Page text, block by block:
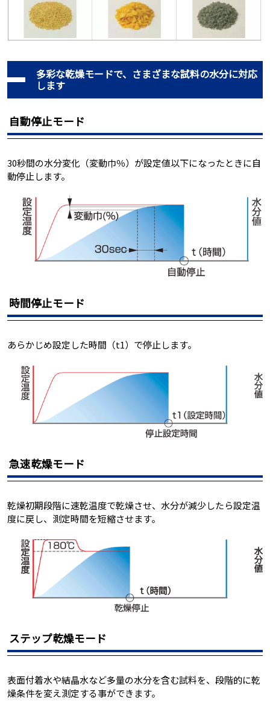
多彩な乾燥モードで、さまざまな試料の水分に対応
します
自動停止モード
30秒間の水分変化（変動巾％）が設定値以下になったときに自
動停止します。
時間停止モード
あらかじめ設定した時間（t1）で停止します。
急速乾燥モード
乾燥初期段階に速乾温度で乾燥させ、水分が減少したら設定温
度に戻し、測定時間を短縮させます。
ステップ乾燥モード
表面付着水や結晶水など多量の水分を含む試料を、段階的に乾
燥条件を変え測定する事ができます。